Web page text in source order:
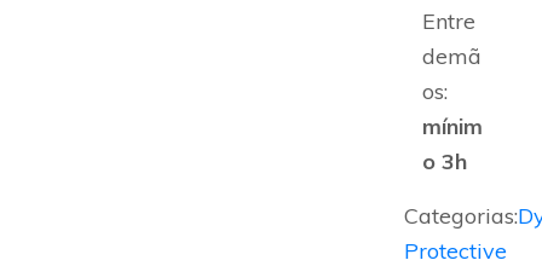
Entre
demã
os:
mínim
o 3h
Categorias:
Protective